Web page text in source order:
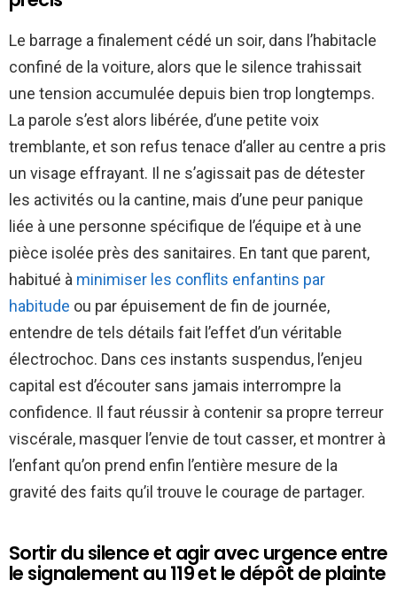
Le barrage a finalement cédé un soir, dans l’habitacle
confiné de la voiture, alors que le silence trahissait
une tension accumulée depuis bien trop longtemps.
La parole s’est alors libérée, d’une petite voix
tremblante, et son refus tenace d’aller au centre a pris
un visage effrayant. Il ne s’agissait pas de détester
les activités ou la cantine, mais d’une peur panique
liée à une personne spécifique de l’équipe et à une
pièce isolée près des sanitaires. En tant que parent,
habitué à minimiser les conflits enfantins par
habitude ou par épuisement de fin de journée,
entendre de tels détails fait l’effet d’un véritable
électrochoc. Dans ces instants suspendus, l’enjeu
capital est d’écouter sans jamais interrompre la
confidence. Il faut réussir à contenir sa propre terreur
viscérale, masquer l’envie de tout casser, et montrer à
l’enfant qu’on prend enfin l’entière mesure de la
gravité des faits qu’il trouve le courage de partager.
Sortir du silence et agir avec urgence entre
le signalement au 119 et le dépôt de plainte